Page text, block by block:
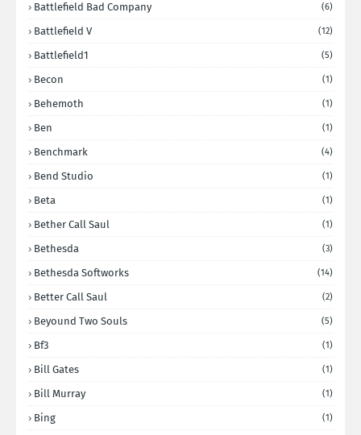
Battlefield Bad Company (6)
Battlefield V (12)
Battlefield1 (5)
Becon (1)
Behemoth (1)
Ben (1)
Benchmark (4)
Bend Studio (1)
Beta (1)
Bether Call Saul (1)
Bethesda (3)
Bethesda Softworks (14)
Better Call Saul (2)
Beyound Two Souls (5)
Bf3 (1)
Bill Gates (1)
Bill Murray (1)
Bing (1)